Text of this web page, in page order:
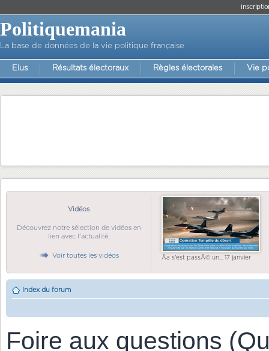
Politiquemania
La base de données de la vie politique française
Elus Résultats électoraux Règles électorales Vie
Vidéos
Découvrez notre sélection de vidéos en
lien avec l'actualité.
Voir toutes les vidéos Ãa s'est passÃ© un... 17 janvier
Index du forum
Foire aux questions